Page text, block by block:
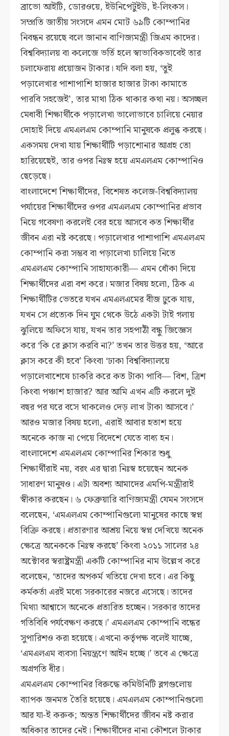
ব্রাভো আইটি, ডোরওয়ে, ইউনিপেটুইউ, ই-লিংকস।
সম্প্রতি জাতীয় সংসদে এমন মোট ৬৯টি কোম্পানির
নিবন্ধন রয়েছে বলে জানান বাণিজ্যমন্ত্রী জিএম কাদের।
বিশ্ববিদ্যালয় বা কলেজে ভর্তি হলে স্বাভাবিকভাবেই তার
চলাফেরায় প্রয়োজন টাকার। যদি বলা হয়, ‘তুই
পড়ালেখার পাশাপাশি হাজার হাজার টাকা কামাতে
পারবি সহজেই’, তার মাথা ঠিক থাকার কথা নয়। অসচ্ছল
মেধাবী শিক্ষার্থীকে পড়ালেখা ভালোভাবে চালিয়ে নেয়ার
দোহাই দিয়ে এমএলএম কোম্পানি মানুষকে প্রলুব্ধ করছে।
একসময় দেখা যায় শিক্ষার্থীটি পড়াশোনার আগ্রহ তো
হারিয়েছেই, তার ওপর নিঃস্ব হয়ে এমএলএম কোম্পানিও
ছেড়েছে।
বাংলাদেশে শিক্ষার্থীদের, বিশেষত কলেজ-বিশ্ববিদ্যালয়
পর্যায়ের শিক্ষার্থীদের ওপর এমএলএম কোম্পানির প্রভাব
নিয়ে গবেষণা করলেই বের হয়ে আসবে কত শিক্ষার্থীর
জীবন এরা নষ্ট করেছে। পড়ালেখার পাশাপাশি এমএলএম
কোম্পানি করা সম্ভব বা পড়ালেখা চালিয়ে নিতে
এমএলএম কোম্পানি সাহায্যকারী— এমন ধোঁকা দিয়ে
শিক্ষার্থীদের এরা বশ করে। মজার বিষয় হলো, ঠিক এ
শিক্ষার্থীটির ভেতরে যখন এমএলএমের বীজ ঢুকে যায়,
যখন সে প্রত্যেক দিন ঘুম থেকে উঠে একটা টাই গলায়
ঝুলিয়ে অফিসে যায়, যখন তার সহপাঠী বন্ধু জিজ্ঞেস
করে ‘কি রে ক্লাস করবি না?’ তখন তার উত্তর হয়, ‘আরে
ক্লাস করে কী হবে’ কিংবা ‘ঢাকা বিশ্ববিদ্যালয়ে
পড়ালেখাশেষে চাকরি করে কত টাকা পাবি— বিশ, ত্রিশ
কিংবা পঞ্চাশ হাজার? আর আমি এখন এটি করলে দুই
বছর পর ঘরে বসে থাকলেও দেড় লাখ টাকা আসবে।’
আরও মজার বিষয় হলো, এরাই আবার হতাশ হয়ে
অনেকে কাজ না পেয়ে বিদেশে যেতে বাধ্য হন।
বাংলাদেশে এমএলএম কোম্পানির শিকার শুধু
শিক্ষার্থীরাই নয়, বরং এর দ্বারা নিঃস্ব হয়েছেন অনেক
সাধারণ মানুষও। এটা অবশ্য আমাদের এমপি-মন্ত্রীরাই
স্বীকার করছেন। ৬ ফেব্রুয়ারি বাণিজ্যমন্ত্রী যেমন সংসদে
বলেছেন, ‘এমএলএম কোম্পানিগুলো মানুষের কাছে স্বপ্ন
বিক্রি করছে। প্রতারণার আশ্রয় নিয়ে স্বপ্ন দেখিয়ে অনেক
ক্ষেত্রে অনেককে নিঃস্ব করছে’ কিংবা ২০১১ সালের ২৪
অক্টোবর স্বরাষ্ট্রমন্ত্রী একটি কোম্পানির নাম উল্লেখ করে
বলেছেন, ‘তাদের অপকর্ম খতিয়ে দেখা হবে। এর কিছু
কর্মকর্তা এরই মধ্যে সরকারের নজরে এসেছে। তাদের
মিথ্যা আশ্বাসে অনেকে প্রতারিত হচ্ছেন। সরকার তাদের
গতিবিধি পর্যবেক্ষণ করছে।’ এমএলএম কোম্পানি বন্ধের
সুপারিশও করা হয়েছে। এখনো কর্তৃপক্ষ বলেই যাচ্ছে,
‘এমএলএম ব্যবসা নিয়ন্ত্রণে আইন হচ্ছে।’ তবে এ ক্ষেত্রে
অগ্রগতি ধীর।
এমএলএম কোম্পানির বিরুদ্ধে কমিউনিটি ব্লগগুলোয়
ব্যাপক জনমত তৈরি হয়েছে। এমএলএম কোম্পানিগুলো
আর যা-ই করুক; অন্তত শিক্ষার্থীদের জীবন নষ্ট করার
অধিকার তাদের নেই। শিক্ষার্থীদের নানা কৌশলে টাকার